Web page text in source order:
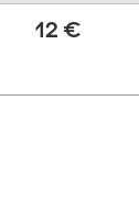
12 €